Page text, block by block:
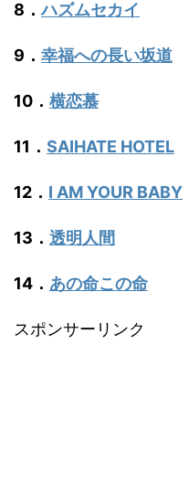
8．ハズムセカイ
9． 幸福への長い坂道
10． 横恋慕
11． SAIHATE HOTEL
12． I AM YOUR BABY
13． 透明人間
14． あの命この命
スポンサーリンク